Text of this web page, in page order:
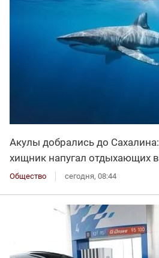
Акулы добрались до
хищник напугал отдыхающих
Общество сегодня, 08:44